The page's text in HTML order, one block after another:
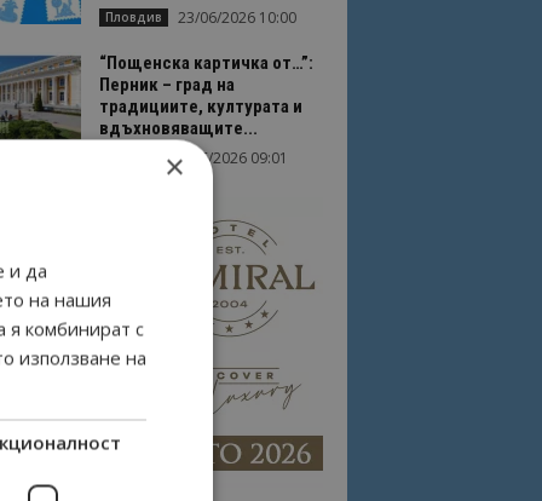
Пловдив 23/06/2026 10:00
“Пощенска картичка от…”:
Перник – град на
традициите, културата и
вдъхновяващите...
17/06/2026 09:01
×
и да
на нашия
я комбинират с
използване на